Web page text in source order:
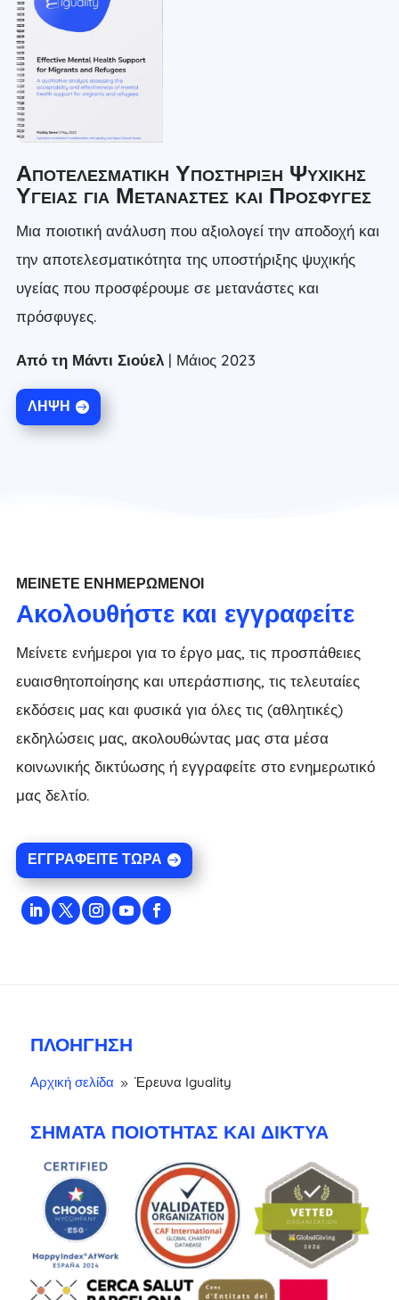
Αποτελεσματική Υποστήριξη Ψυχικής
Υγείας για Μετανάστες και Πρόσφυγες
Μια ποιοτική ανάλυση που αξιολογεί την αποδοχή και
την αποτελεσματικότητα της υποστήριξης ψυχικής
υγείας που προσφέρουμε σε μετανάστες και
πρόσφυγες.
Από τη Μάντι Σιούελ| Μάιος 2023
ΛΉΨΗ
ΜΕΊΝΕΤΕ ΕΝΗΜΕΡΩΜΈΝΟΙ
Ακολουθήστε και εγγραφείτε
Μείνετε ενήμεροι για το έργο μας, τις προσπάθειες
ευαισθητοποίησης και υπεράσπισης, τις τελευταίες
εκδόσεις μας και φυσικά για όλες τις (αθλητικές)
εκδηλώσεις μας, ακολουθώντας μας στα μέσα
κοινωνικής δικτύωσης ή εγγραφείτε στο ενημερωτικό
μας δελτίο.
ΕΓΓΡΑΦΕΊΤΕ ΤΏΡΑ
ΠΛΟΉΓΗΣΗ
Αρχική σελίδα 9 Έρευνα Iguality
ΣΉΜΑΤΑ ΠΟΙΌΤΗΤΑΣ ΚΑΙ ΔΊΚΤΥΑ